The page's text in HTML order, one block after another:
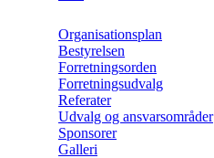
Organisationsplan
Bestyrelsen
Forretningsorden
Forretningsudvalg
Referater
Udvalg og ansvarsområder
Sponsorer
Galleri